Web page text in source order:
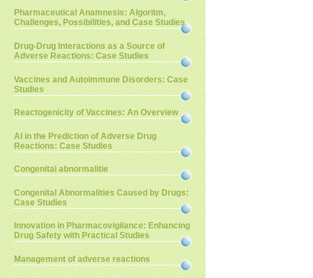
Pharmaceutical Anamnesis: Algoritm,
Challenges, Possibilities, and Case Studies
Drug-Drug Interactions as a Source of
Adverse Reactions: Case Studies
Vaccines and Autoimmune Disorders: Case
Studies
Reactogenicity of Vaccines: An Overview
AI in the Prediction of Adverse Drug
Reactions: Case Studies
Congenital abnormalitie
Congenital Abnormalities Caused by Drugs:
Case Studies
Innovation in Pharmacovigilance: Enhancing
Drug Safety with Practical Studies
Management of adverse reactions